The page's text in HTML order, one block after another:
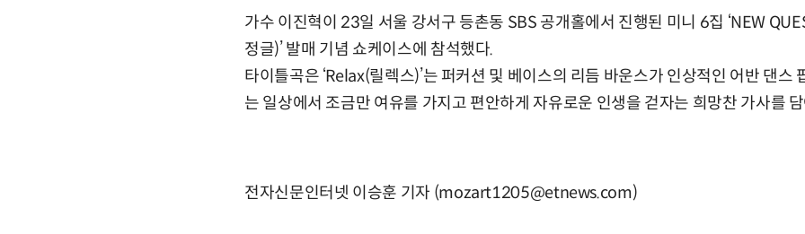
가수 이진혁이 23일 서울 강서구 등촌동 SBS 공개홀에서 진행된 미니 6집 ‘NEW
정글)’ 발매 기념 쇼케이스에 참석했다.
타이틀곡은 ‘Relax(릴렉스)’는 퍼커션 및 베이스의 리듬 바운스가 인상적인 어반 댄스
는 일상에서 조금만 여유를 가지고 편안하게 자유로운 인생을 걷자는 희망찬 가사를
전자신문인터넷 이승훈 기자 (mozart1205@etnews.com)